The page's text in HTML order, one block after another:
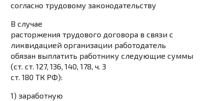
согласно трудовому законодательству
В случае
расторжения трудового договора в связи с
ликвидацией организации работодатель
обязан выплатить работнику следующие суммы
(ст. ст. 127, 136, 140, 178, ч. 3
ст. 180 ТК РФ):
1) заработную